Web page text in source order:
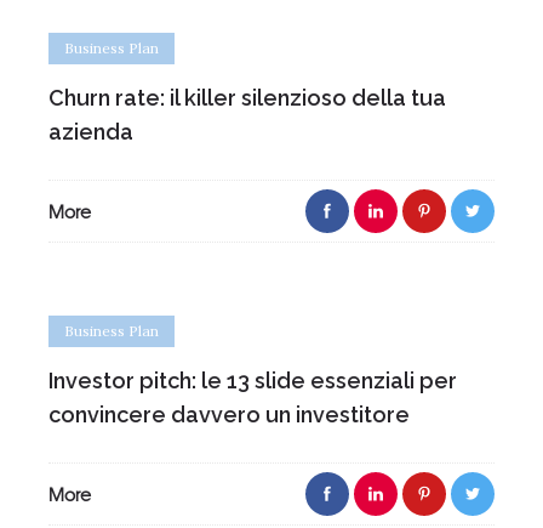
Business Plan
Churn rate: il killer silenzioso della tua
azienda
More
Business Plan
Investor pitch: le 13 slide essenziali per
convincere davvero un investitore
More